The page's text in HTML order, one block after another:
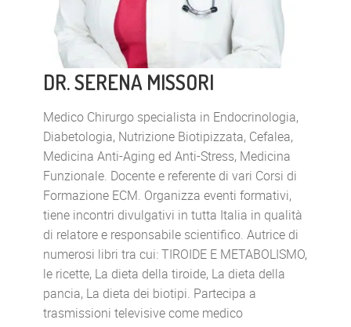
DR. SERENA MISSORI
Medico Chirurgo specialista in Endocrinologia,
Diabetologia, Nutrizione Biotipizzata, Cefalea,
Medicina Anti-Aging ed Anti-Stress, Medicina
Funzionale. Docente e referente di vari Corsi di
Formazione ECM. Organizza eventi formativi,
tiene incontri divulgativi in tutta Italia in qualità
di relatore e responsabile scientifico. Autrice di
numerosi libri tra cui: TIROIDE E METABOLISMO,
le ricette, La dieta della tiroide, La dieta della
pancia, La dieta dei biotipi. Partecipa a
trasmissioni televisive come medico